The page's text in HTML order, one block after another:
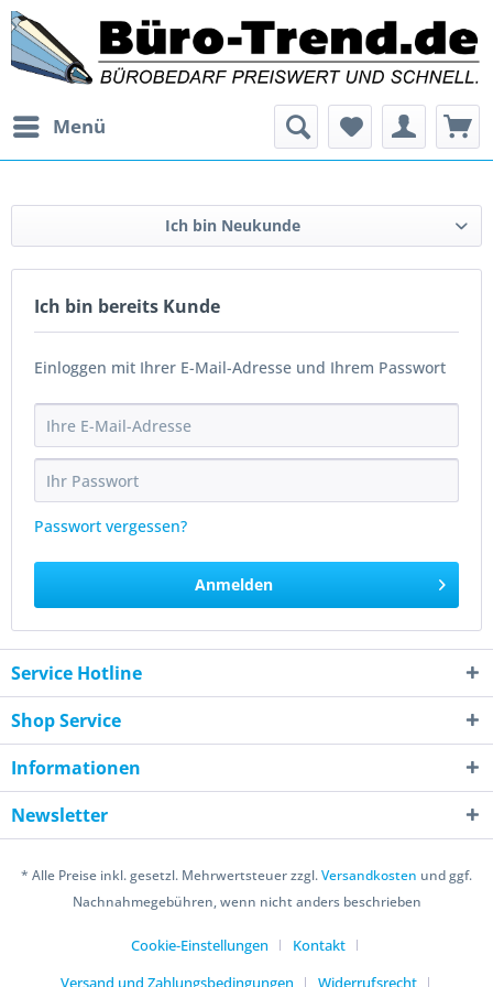
Menü
Ich bin Neukunde
Ich bin bereits Kunde
Einloggen mit Ihrer E-Mail-Adresse und Ihrem Passwort
Passwort vergessen?
Anmelden
Service Hotline
Shop Service
Informationen
Newsletter
* Alle Preise inkl. gesetzl. Mehrwertsteuer zzgl.Versandkosten und ggf.
Nachnahmegebühren, wenn nicht anders beschrieben
Cookie-Einstellungen
Kontakt
Versand und Zahlungsbedingungen
Widerrufsrecht